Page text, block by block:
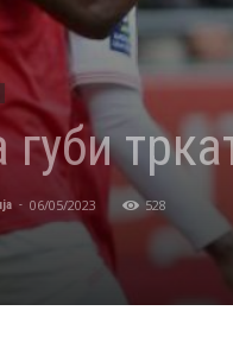
губи
- 06/05/2023 528